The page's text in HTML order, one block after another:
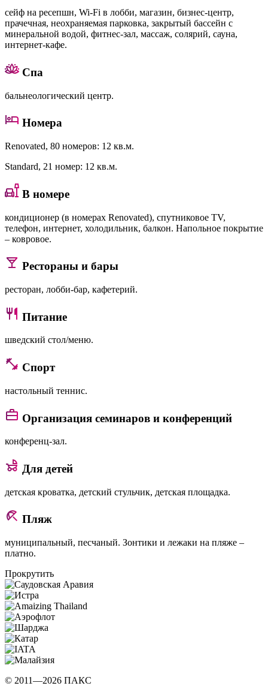
сейф на ресепшн, Wi-Fi в лобби, магазин, бизнес-центр,
прачечная, неохраняемая парковка, закрытый бассейн с
минеральной водой, фитнес-зал, массаж, солярий, сауна,
интернет-кафе.
Спа
бальнеологический центр.
Номера
Renovated, 80 номеров: 12 кв.м.
Standard, 21 номер: 12 кв.м.
В номере
кондиционер (в номерах Renovated), спутниковое TV,
телефон, интернет, холодильник, балкон. Напольное покрытие
– ковровое.
Рестораны и бары
ресторан, лобби-бар, кафетерий.
Питание
шведский стол/меню.
Спорт
настольный теннис.
Организация семинаров и конференций
конференц-зал.
Для детей
детская кроватка, детский стульчик, детская площадка.
Пляж
муниципальный, песчаный. Зонтики и лежаки на пляже –
платно.
Прокрутить
© 2011—2026 ПАКС